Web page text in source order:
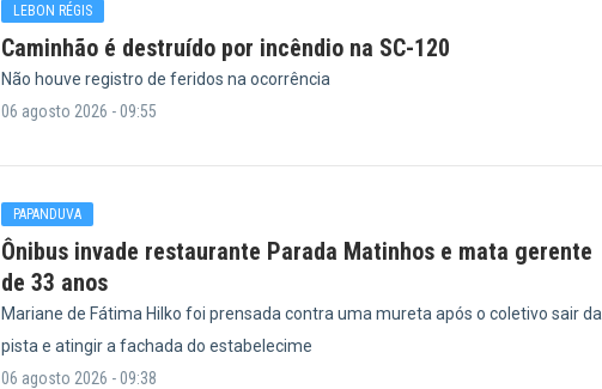
LEBON RÉGIS
Caminhão é destruído por incêndio na SC-120
Não houve registro de feridos na ocorrência
06 agosto 2026 - 09:55
PAPANDUVA
Ônibus invade restaurante Parada Matinhos e mata gerente
de 33 anos
Mariane de Fátima Hilko foi prensada contra uma mureta após o coletivo sair da
pista e atingir a fachada do estabelecime
06 agosto 2026 - 09:38